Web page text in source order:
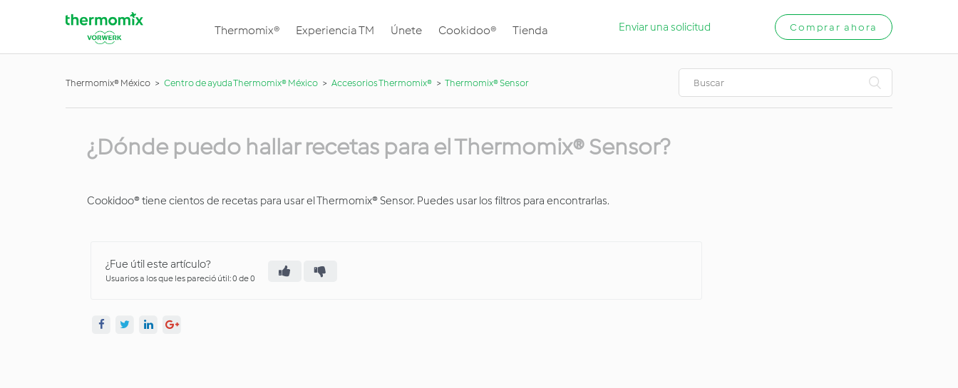
Thermomix® Experiencia TM Únete Cookidoo® Tienda Enviar una solicitud Comprar ahora
Thermomix® México Centro de ayuda Thermomix® México Accesorios Thermomix® Thermomix® Sensor
¿Dónde puedo hallar recetas para el Thermomix® Sensor?
Cookidoo® tiene cientos de recetas para usar el Thermomix® Sensor. Puedes usar los filtros para encontrarlas.
¿Fue útil este artículo?
Usuarios a los que les pareció útil: 0 de 0